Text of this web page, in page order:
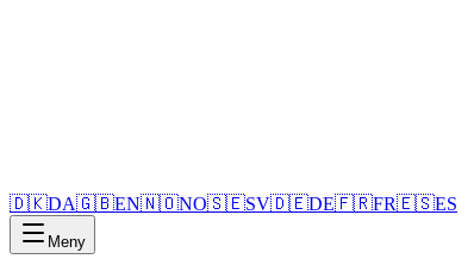
🇩🇰DA🇬🇧EN🇳🇴NO🇸🇪SV🇩🇪DE🇫🇷FR🇪🇸ES
Meny